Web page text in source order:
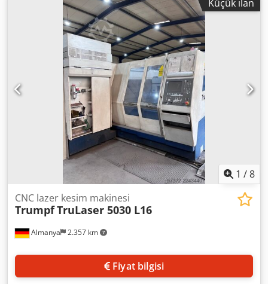
900 kg Konumlandırma hızı (maks.): 300 m/dak
Konumlandırma doğruluğu: +/- 0,1 mm MAKİNE
ÖZELLİKLERİ Kontrol ünitesi: CNC Siemens Sinumerik 840 D
Lazer açık çalışma süresi: 77.107 saat Işın açık çalışma
süresi: 39.023 saat Ölçüler ve Ağırlık Makine ölçüleri (U x G
x Y): 11.100 mm x 4.600 mm x 2.400 mm Makine ağırlığı:
12.000 kg EKİPMAN Otomatik palet değiştirici NitroLine
FocusLine PlasmaLine SprintLine ContourLine
Küçük ilan
1 /8
Almanya 2.357 km
CNC lazer kesim makinesi
TrumpfTruLaser 5030 L16
Fiyat bilgisi